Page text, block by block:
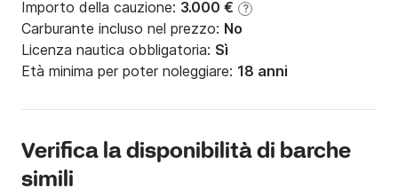
Importo della cauzione: 3.000 € ?
Carburante incluso nel prezzo: No
Licenza nautica obbligatoria: Sì
Età minima per poter noleggiare: 18 anni
Verifica la disponibilità di barche
simili